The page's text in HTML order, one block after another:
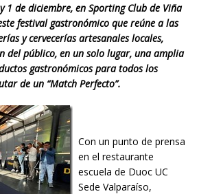
1 de diciembre, en Sporting Club de Viña
festival gastronómico que reúne a las
y cervecerías artesanales locales,
del público, en un solo lugar, una amplia
gastronómicos para todos los
de un “Match Perfecto”.
Con un punto de prensa
en el restaurante
escuela de Duoc UC
Sede Valparaíso,